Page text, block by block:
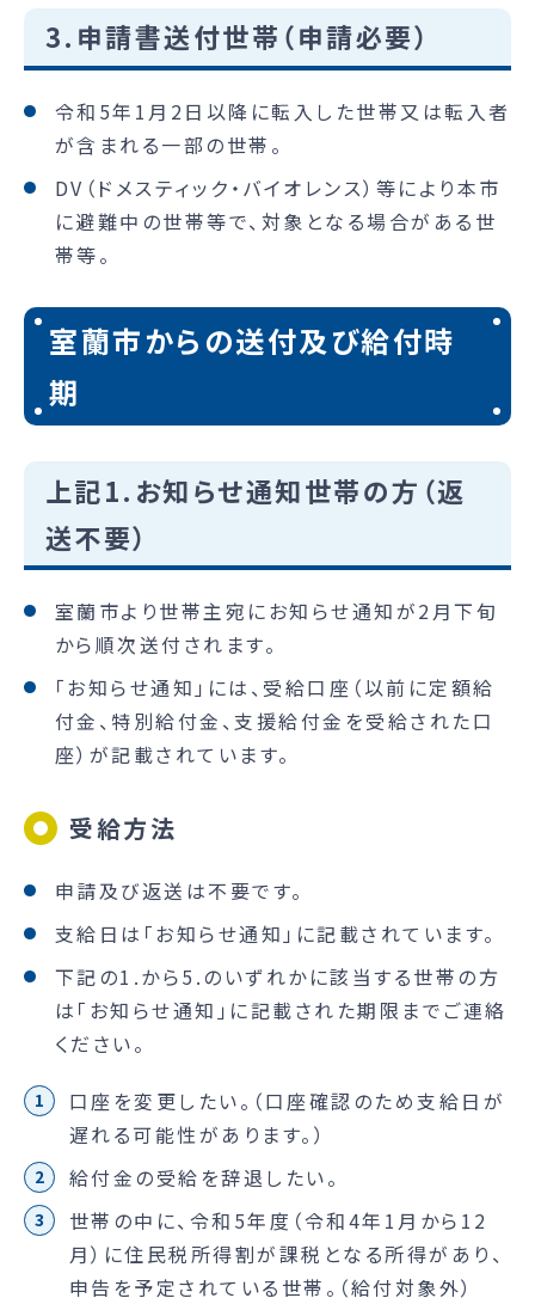
3.申請書送付世帯（申請必要）
令和5年1月2日以降に転入した世帯又は転入者
が含まれる一部の世帯。
DV（ドメスティック・バイオレンス）等により本市
に避難中の世帯等で、対象となる場合がある世
帯等。
室蘭市からの送付及び給付時
期
上記1.お知らせ通知世帯の方（返
送不要）
室蘭市より世帯主宛にお知らせ通知が2月下旬
から順次送付されます。
「お知らせ通知」には、受給口座（以前に定額給
付金、特別給付金、支援給付金を受給された口
座）が記載されています。
受給方法
申請及び返送は不要です。
支給日は「お知らせ通知」に記載されています。
下記の1.から5.のいずれかに該当する世帯の方
は「お知らせ通知」に記載された期限までご連絡
ください。
口座を変更したい。（口座確認のため支給日が
遅れる可能性があります。）
給付金の受給を辞退したい。
世帯の中に、令和5年度（令和4年1月から12
月）に住民税所得割が課税となる所得があり、
申告を予定されている世帯。（給付対象外）